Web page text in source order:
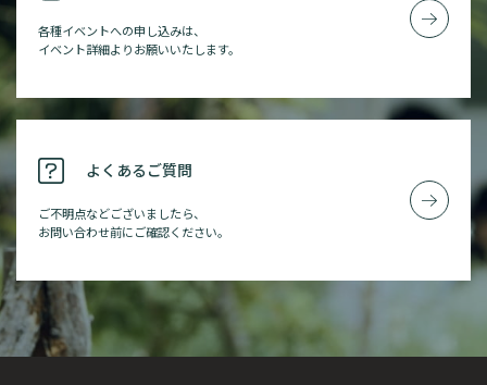
各種イベントへの申し込みは、
イベント詳細よりお願いいたします。
よくあるご質問
ご不明点などございましたら、
お問い合わせ前にご確認ください。